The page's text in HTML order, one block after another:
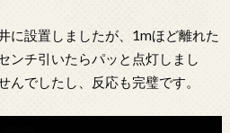
に設置しましたが、1mほど離れた
ンチ引いたらパッと点灯しまし
んでしたし、反応も完璧です。